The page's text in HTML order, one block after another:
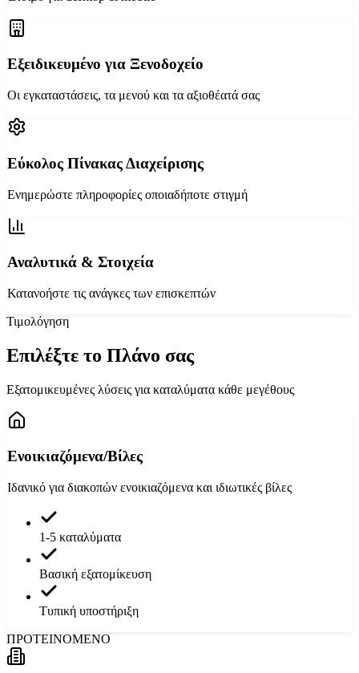
Εξειδικευμένο για Ξενοδοχείο
Οι εγκαταστάσεις, τα μενού και τα αξιοθέατά σας
Εύκολος Πίνακας Διαχείρισης
Ενημερώστε πληροφορίες οποιαδήποτε στιγμή
Αναλυτικά & Στοιχεία
Κατανοήστε τις ανάγκες των επισκεπτών
Τιμολόγηση
Επιλέξτε το Πλάνο σας
Εξατομικευμένες λύσεις για καταλύματα κάθε μεγέθους
Ενοικιαζόμενα/Βίλες
Ιδανικό για διακοπών ενοικιαζόμενα και ιδιωτικές βίλες
1-5 καταλύματα
Βασική εξατομίκευση
Τυπική υποστήριξη
ΠΡΟΤΕΙΝΟΜΕΝΟ